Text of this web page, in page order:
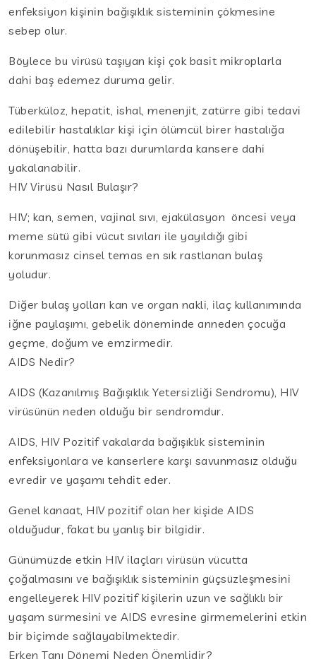
enfeksiyon kişinin bağışıklık sisteminin çökmesine
sebep olur.
Böylece bu virüsü taşıyan kişi çok basit mikroplarla
dahi baş edemez duruma gelir.
Tüberküloz, hepatit, ishal, menenjit, zatürre gibi tedavi
edilebilir hastalıklar kişi için ölümcül birer hastalığa
dönüşebilir, hatta bazı durumlarda kansere dahi
yakalanabilir.
HIV Virüsü Nasıl Bulaşır?
HIV; kan, semen, vajinal sıvı, ejakülasyon öncesi veya
meme sütü gibi vücut sıvıları ile yayıldığı gibi
korunmasız cinsel temas en sık rastlanan bulaş
yoludur.
Diğer bulaş yolları kan ve organ nakli, ilaç kullanımında
iğne paylaşımı, gebelik döneminde anneden çocuğa
geçme, doğum ve emzirmedir.
AIDS Nedir?
AIDS (Kazanılmış Bağışıklık Yetersizliği Sendromu), HIV
virüsünün neden olduğu bir sendromdur.
AIDS, HIV Pozitif vakalarda bağışıklık sisteminin
enfeksiyonlara ve kanserlere karşı savunmasız olduğu
evredir ve yaşamı tehdit eder.
Genel kanaat, HIV pozitif olan her kişide AIDS
olduğudur, fakat bu yanlış bir bilgidir.
Günümüzde etkin HIV ilaçları virüsün vücutta
çoğalmasını ve bağışıklık sisteminin güçsüzleşmesini
engelleyerek HIV pozitif kişilerin uzun ve sağlıklı bir
yaşam sürmesini ve AIDS evresine girmemelerini etkin
bir biçimde sağlayabilmektedir.
Erken Tanı Dönemi Neden Önemlidir?